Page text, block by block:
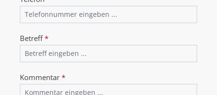
Betreff*
Kommentar *